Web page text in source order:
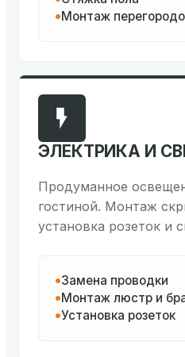
Монтаж
ЭЛЕКТРИКА И
Продуманное
гостиной. Монтаж
установка розеток и
Замена проводки
Монтаж люстр и
Установка розеток